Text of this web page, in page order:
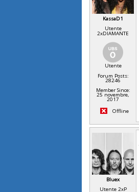
KassaD1
Utente
2xDIAMANTE
Utente
Forum Posts:
28246
Member Since:
25 novembre,
2017
Offline
Bluex
Utente 2xP